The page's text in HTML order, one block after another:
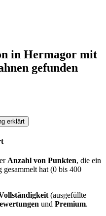
in Hermagor mit
gefunden
erklärt
Anzahl von Punkten, die ein
hat (0 bis 400
(ausgefüllte
und Premium.